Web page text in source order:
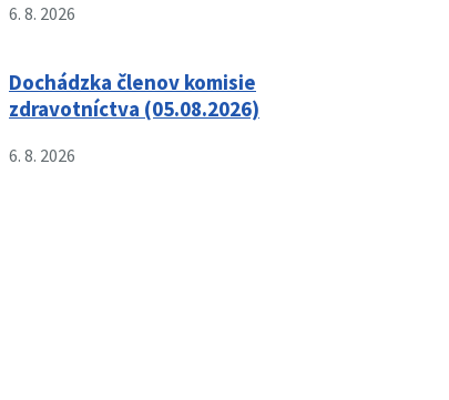
6. 8. 2026
Dochádzka členov komisie
zdravotníctva (05.08.2026)
6. 8. 2026